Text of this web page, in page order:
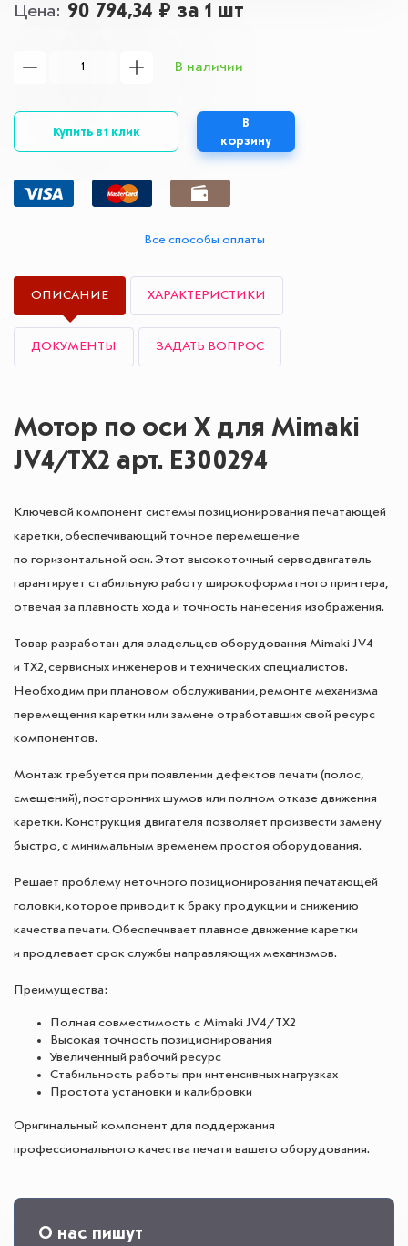
Цена 90 794,34 ₽ за 1 шт
В наличии
Купить в 1 клик
В
корзину
Все способы оплаты
ОПИСАНИЕ ХАРАКТЕРИСТИКИ
ДОКУМЕНТЫ ЗАДАТЬ ВОПРОС
Мотор по оси X для Mimaki
JV4/TX2 арт. E300294
Ключевой компонент системы позиционирования печатающей
каретки, обеспечивающий точное перемещение
по горизонтальной оси. Этот высокоточный серводвигатель
гарантирует стабильную работу широкоформатного принтера,
отвечая за плавность хода и точность нанесения изображения.
Товар разработан для владельцев оборудования Mimaki JV4
и TX2, сервисных инженеров и технических специалистов.
Необходим при плановом обслуживании, ремонте механизма
перемещения каретки или замене отработавших свой ресурс
компонентов.
Монтаж требуется при появлении дефектов печати (полос,
смещений), посторонних шумов или полном отказе движения
каретки. Конструкция двигателя позволяет произвести замену
быстро, с минимальным временем простоя оборудования.
Решает проблему неточного позиционирования печатающей
головки, которое приводит к браку продукции и снижению
качества печати. Обеспечивает плавное движение каретки
и продлевает срок службы направляющих механизмов.
Преимущества:
Полная совместимость с Mimaki JV4/TX2
Высокая точность позиционирования
Увеличенный рабочий ресурс
Стабильность работы при интенсивных нагрузках
Простота установки и калибровки
Оригинальный компонент для поддержания
профессионального качества печати вашего оборудования.
О нас пишут